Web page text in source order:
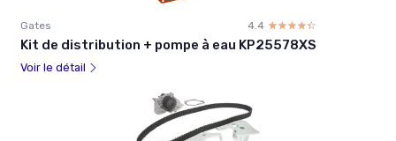
Gates 4.4 ☆☆☆☆☆
★★★★★
Kit de distribution + pompe à eau KP25578XS
Voir le détail